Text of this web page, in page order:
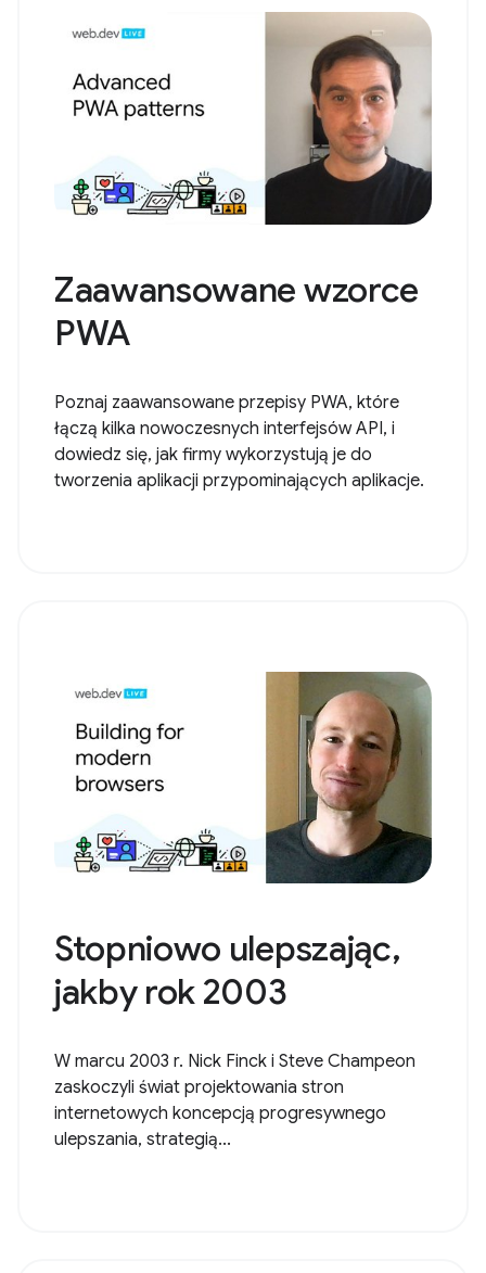
Zaawansowane wzorce
PWA
Poznaj zaawansowane przepisy PWA, które
łączą kilka nowoczesnych interfejsów API, i
dowiedz się, jak firmy wykorzystują je do
tworzenia aplikacji przypominających aplikacje.
Stopniowo ulepszając,
jakby rok 2003
W marcu 2003 r. Nick Finck i Steve Champeon
zaskoczyli świat projektowania stron
internetowych koncepcją progresywnego
ulepszania, strategią...